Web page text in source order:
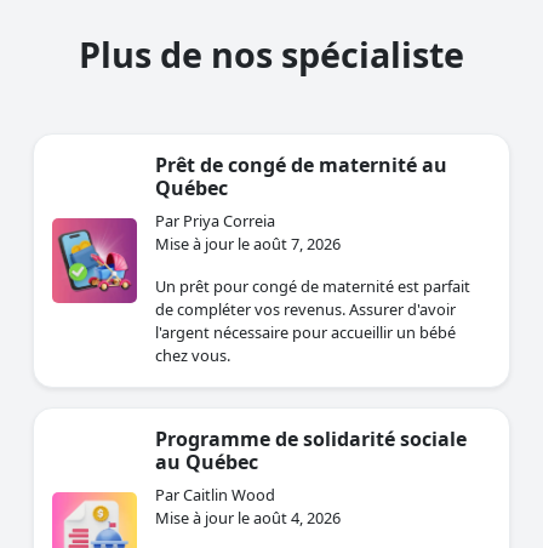
Plus de nos spécialiste
Prêt de congé de maternité au
Québec
Par Priya Correia
Mise à jour le août 7, 2026
Un prêt pour congé de maternité est parfait
de compléter vos revenus. Assurer d'avoir
l'argent nécessaire pour accueillir un bébé
chez vous.
Programme de solidarité sociale
au Québec
Par Caitlin Wood
Mise à jour le août 4, 2026